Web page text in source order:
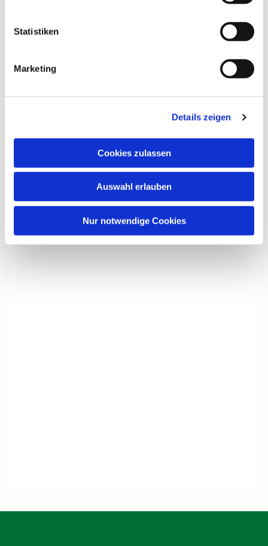
Statistiken
Marketing
Details zeigen
Cookies zulassen
Auswahl erlauben
Nur notwendige Cookies
Dies könnte Sie auch
interessieren